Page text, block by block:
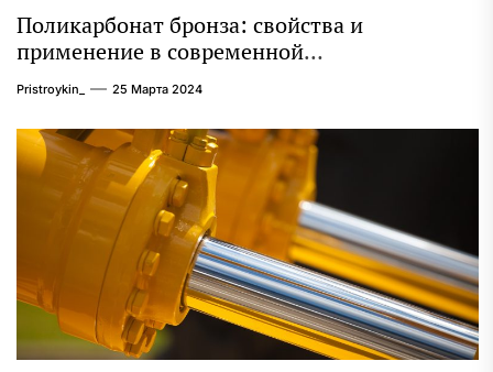
Поликарбонат бронза: свойства и
применение в современной
промышленности
Pristroykin_ 25 Марта 2024